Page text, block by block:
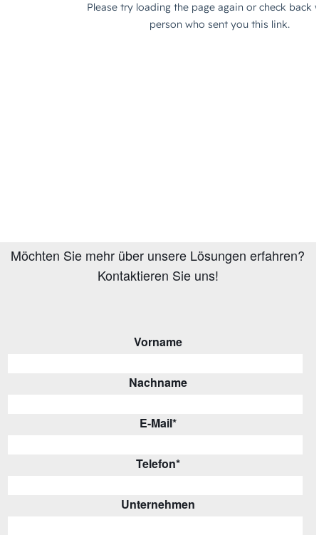
Möchten Sie mehr über unsere Lösungen erfahren?
Kontaktieren Sie uns!
Vorname
Nachname
E-Mail*
Telefon*
Unternehmen